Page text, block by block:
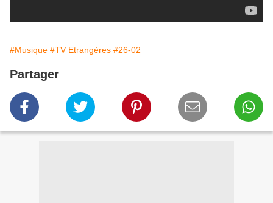
#Musique #TV Etrangères #26-02
Partager